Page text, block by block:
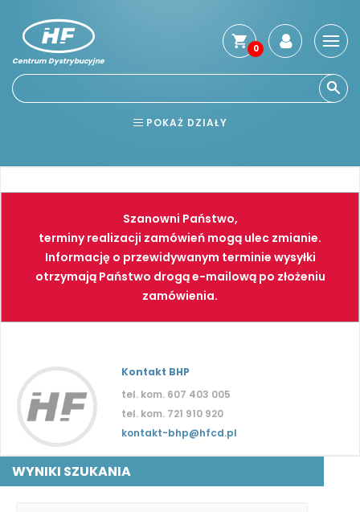
Centrum Dystrybucyjne
0
POKAŻ DZIAŁY
NARZĘDZIA SPAWALNICTWO
FARBY PNEUMATYKA
Szanowni Państwo,
terminy realizacji zamówień mogą ulec zmianie.
Informację o przewidywanym terminie wysyłki
otrzymają Państwo drogą e-mailową po złożeniu
zamówienia.
Kontakt BHP
tel. kom. 607 403 005
tel. kom. 721 910 920
kontakt-bhp@hfcd.pl
WYNIKI SZUKANIA